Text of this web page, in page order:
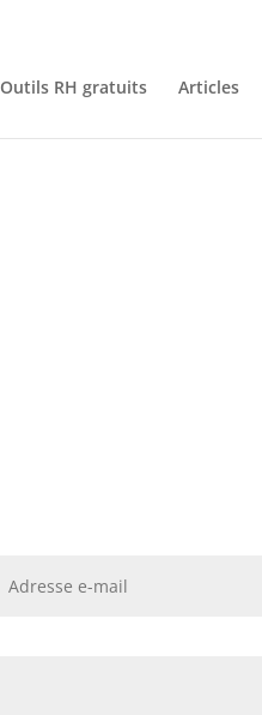
Outils RH gratuits Articles